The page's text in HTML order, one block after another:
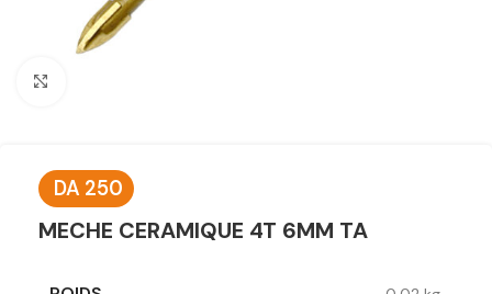
DA 250
MECHE CERAMIQUE 4T 6MM TA